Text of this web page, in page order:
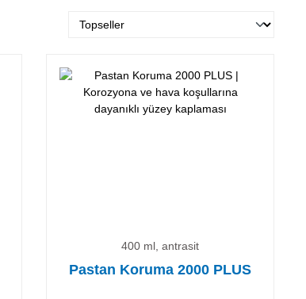
400 ml, antrasit
Pastan Koruma 2000 PLUS